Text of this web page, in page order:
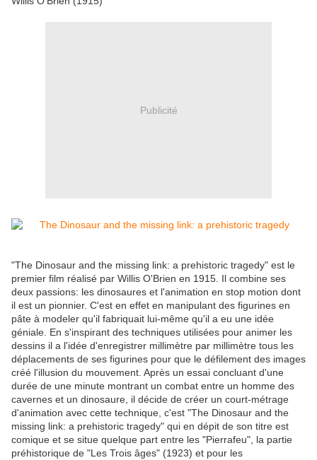
Publicité
"The Dinosaur and the missing link: a prehistoric tragedy" est le
premier film réalisé par Willis O'Brien en 1915. Il combine ses
deux passions: les dinosaures et l'animation en stop motion dont
il est un pionnier. C'est en effet en manipulant des figurines en
pâte à modeler qu'il fabriquait lui-même qu'il a eu une idée
géniale. En s'inspirant des techniques utilisées pour animer les
dessins il a l'idée d'enregistrer millimètre par millimètre tous les
déplacements de ses figurines pour que le défilement des images
créé l'illusion du mouvement. Après un essai concluant d'une
durée de une minute montrant un combat entre un homme des
cavernes et un dinosaure, il décide de créer un court-métrage
d'animation avec cette technique, c'est "The Dinosaur and the
missing link: a prehistoric tragedy" qui en dépit de son titre est
comique et se situe quelque part entre les "Pierrafeu", la partie
préhistorique de "Les Trois âges" (1923) et pour les